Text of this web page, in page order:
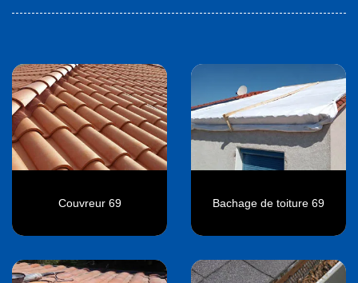
Couvreur 69 Bachage de toiture 69